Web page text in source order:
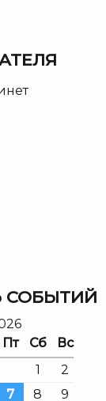
СОБЫТИЙ
Пт Сб
Вс
1
2
7 8 9